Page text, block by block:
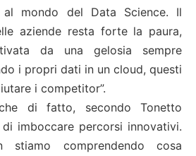
al mondo del Data Science. Il
aziende resta forte la paura,
da una gelosia sempre
i propri dati in un cloud, questi
i competitor”.
di fatto, secondo Tonetto
imboccare percorsi innovativi.
stiamo comprendendo cosa